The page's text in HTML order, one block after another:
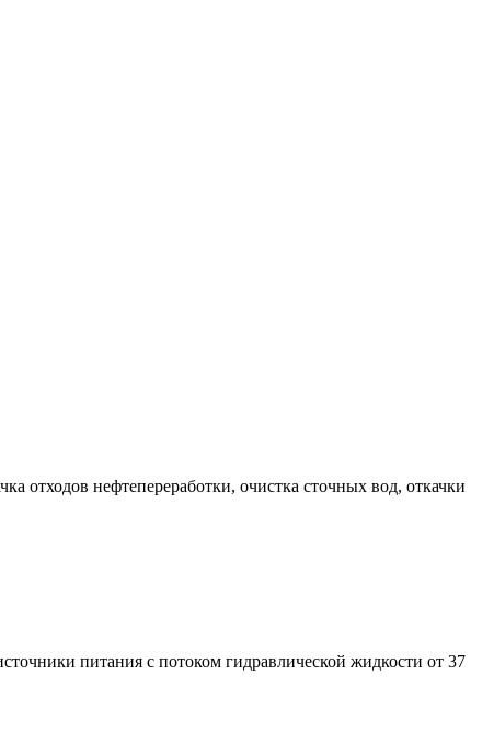
отходов нефтепереработки, очистка сточных вод, откачки
питания с потоком гидравлической жидкости от 37